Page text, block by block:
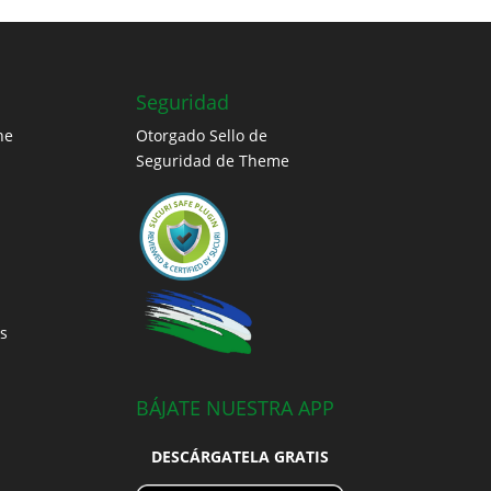
Seguridad
Otorgado Sello de
Seguridad de Theme
BÁJATE NUESTRA APP
DESCÁRGATELA GRATIS